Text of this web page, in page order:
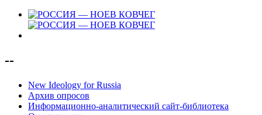
--
New Ideology for Russia
Архив опросов
Информационно-аналитический сайт-библиотека